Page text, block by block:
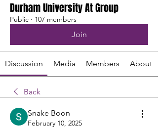
Durham University At Group
Public · 107 members
Join
Discussion Media Members About
Back
Snake Boon
February 10, 2025